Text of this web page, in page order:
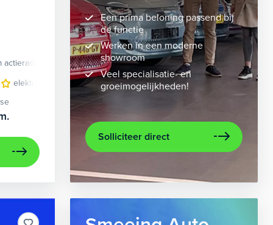
10-spaaks 21" luxe lederen bekleding metaalkleur
actieradius
Elektrisch
elektrisch glazen panorama-dak lederen/stof bekleding
Een prima beloning passend bij
de functie
Werken in een moderne
showroom
Veel specialisatie- en
groeimogelijkheden!
Solliciteer direct